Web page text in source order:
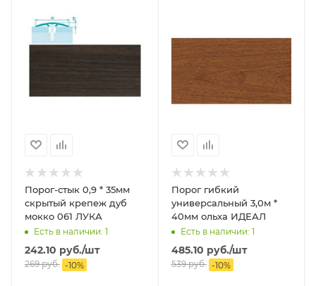
Порог-стык 0,9 * 35мм
скрытый крепеж дуб
мокко 061 ЛУКА
Есть в наличии: 1
242.10 руб./шт
269руб. -10%
Порог гибкий
универсальный 3,0м *
40мм ольха ИДЕАЛ
Есть в наличии: 1
485.10 руб./шт
539руб. -10%